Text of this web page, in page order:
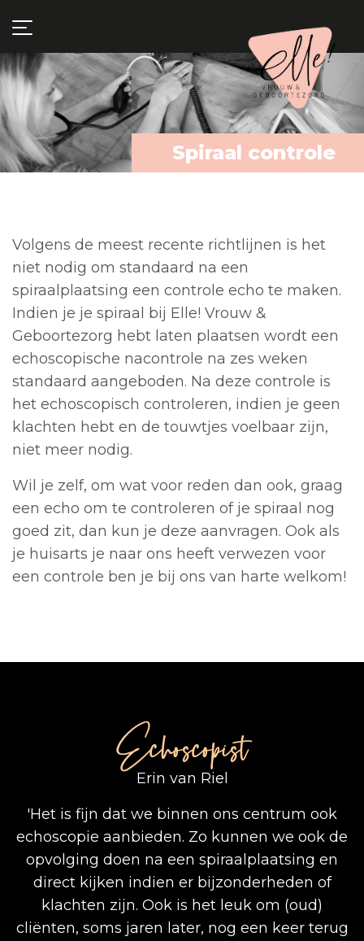
Spiraal controle
Volgens de meest recente richtlijnen is het
niet nodig om standaard na een
spiraalplaatsing een controle echo te maken.
Indien je je spiraal bij Elle! Vrouw &
Geboortezorg hebt laten plaatsen wordt een
echoscopische nacontrole na zes weken
standaard aangeboden. Na deze controle is
het echoscopisch controleren, indien je geen
klachten hebt en de touwtjes voelbaar zijn,
niet meer nodig.
Wil je zelf, om wat voor reden dan ook, graag
een echo om te controleren of je spiraal nog
goed zit, dan kun je deze aanvragen. Ook als
je huisarts je naar ons heeft verwezen voor
een controle ben je bij ons van harte welkom!
Echoscopist
Erin van Riel
'Het is fijn dat we binnen ons centrum ook
echoscopie aanbieden. Zo kunnen we ook de
opvolging doen na een spiraalplaatsing en
direct kijken indien er bijzonderheden of
klachten zijn. Ook is het leuk om (oud)
cliënten, soms jaren later, nog een keer terug